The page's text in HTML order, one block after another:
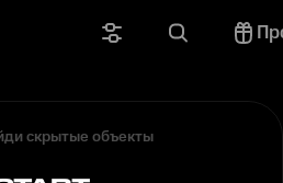
скрытые объекты